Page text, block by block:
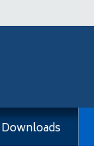
Downloads